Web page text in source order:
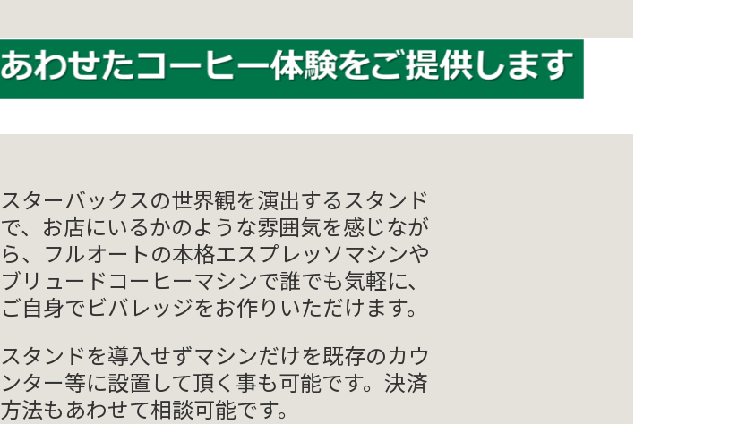
スターバックスの世界観を演出するスタンド
で、お店にいるかのような雰囲気を感じなが
ら、フルオートの本格エスプレッソマシンや
ブリュードコーヒーマシンで誰でも気軽に、
ご自身でビバレッジをお作りいただけます。
スタンドを導入せずマシンだけを既存のカウ
ンター等に設置して頂く事も可能です。決済
方法もあわせて相談可能です。